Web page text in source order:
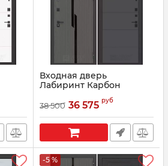
Входная дверь
Лабиринт Карбон
(CARBON) 13 - Графит
софт
Артикул: 07037
38 500 36 575 руб
-5 %